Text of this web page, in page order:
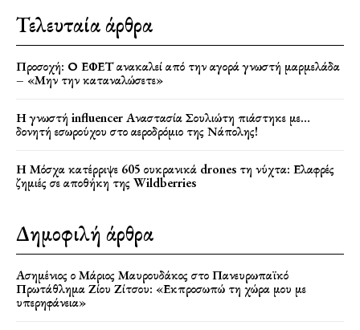
Τελευταία άρθρα
Προσοχή: Ο ΕΦΕΤ ανακαλεί από την αγορά γνωστή μαρμελάδα
– «Μην την καταναλώσετε»
Η γνωστή influencer Αναστασία Σουλιώτη πιάστηκε με…
δονητή εσωρούχου στο αεροδρόμιο της Νάπολης!
Η Μόσχα κατέρριψε 605 ουκρανικά drones τη νύχτα: Ελαφρές
ζημιές σε αποθήκη της Wildberries
Δημοφιλή άρθρα
Ασημένιος ο Μάριος Μαυρουδάκος στο Πανευρωπαϊκό
Πρωτάθλημα Ζίου Ζίτσου: «Εκπροσωπώ τη χώρα μου με
υπερηφάνεια»